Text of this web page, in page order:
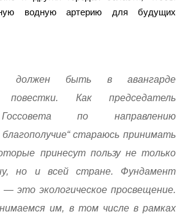
водную артерию для будущих
должен быть в авангарде
повестки. Как председатель
по направлению
благополучие“ стараюсь принимать
принесут пользу не только
но и всей стране. Фундамент
это экологическое просвещение.
им, в том числе в рамках